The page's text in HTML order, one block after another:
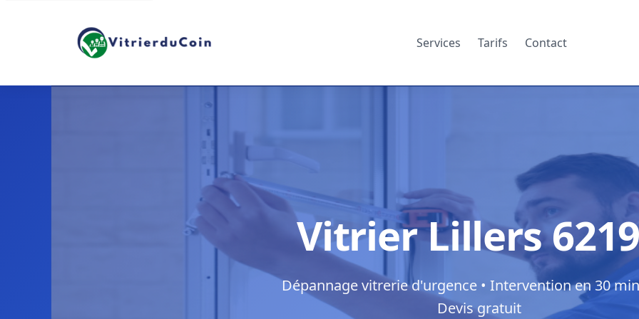
Services Tarifs Contact
Vitrier Lillers
Dépannage vitrerie d'urgence • Intervention en 30
Devis gratuit